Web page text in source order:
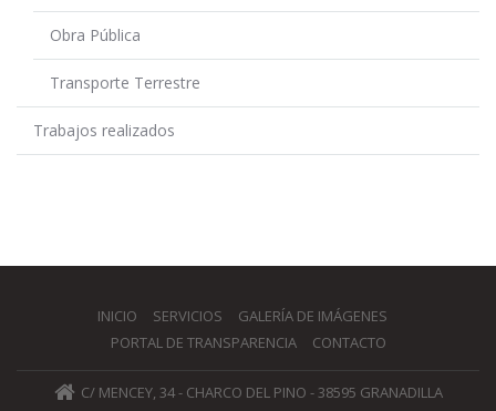
Obra Pública
Transporte Terrestre
Trabajos realizados
INICIO SERVICIOS
GALERÍA DE IMÁGENES
PORTAL DE TRANSPARENCIA
CONTACTO
C/ MENCEY, 34 - CHARCO DEL PINO - 38595 GRANADILLA